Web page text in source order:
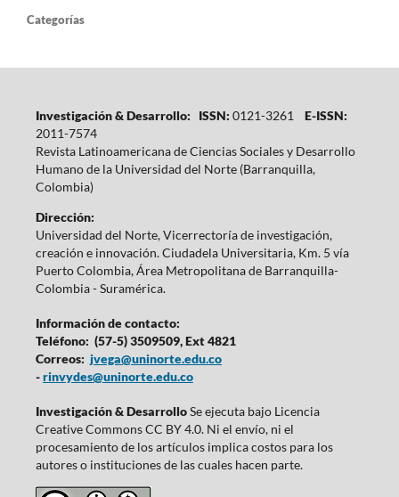
Categorías
Investigación & Desarrollo: ISSN: 0121-3261
E-ISSN:
2011-7574
Revista Latinoamericana de Ciencias Sociales y Desarrollo
Humano de la Universidad del Norte (Barranquilla,
Colombia)
Dirección:
Universidad del Norte, Vicerrectoría de investigación,
creación e innovación. Ciudadela Universitaria, Km. 5 vía
Puerto Colombia, Área Metropolitana de Barranquilla-
Colombia - Suramérica.
Información de contacto:
Teléfono: (57-5) 3509509, Ext 4821
Correos: jvega@uninorte.edu.co
-rinvydes@uninorte.edu.co
Investigación & DesarrolloSe ejecuta bajo Licencia
Creative Commons CC BY 4.0. Ni el envío, ni el
procesamiento de los artículos implica costos para los
autores o instituciones de las cuales hacen parte.